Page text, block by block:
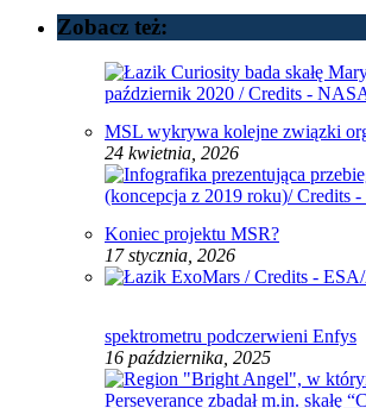
Zobacz też:
MSL wykrywa kolejne związki
24 kwietnia, 2026
Koniec projektu MSR?
17 stycznia, 2026
spektrometru podczerwieni Enfys
16 października, 2025